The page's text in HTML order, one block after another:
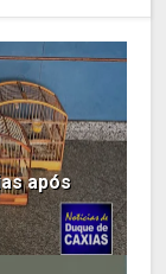
após